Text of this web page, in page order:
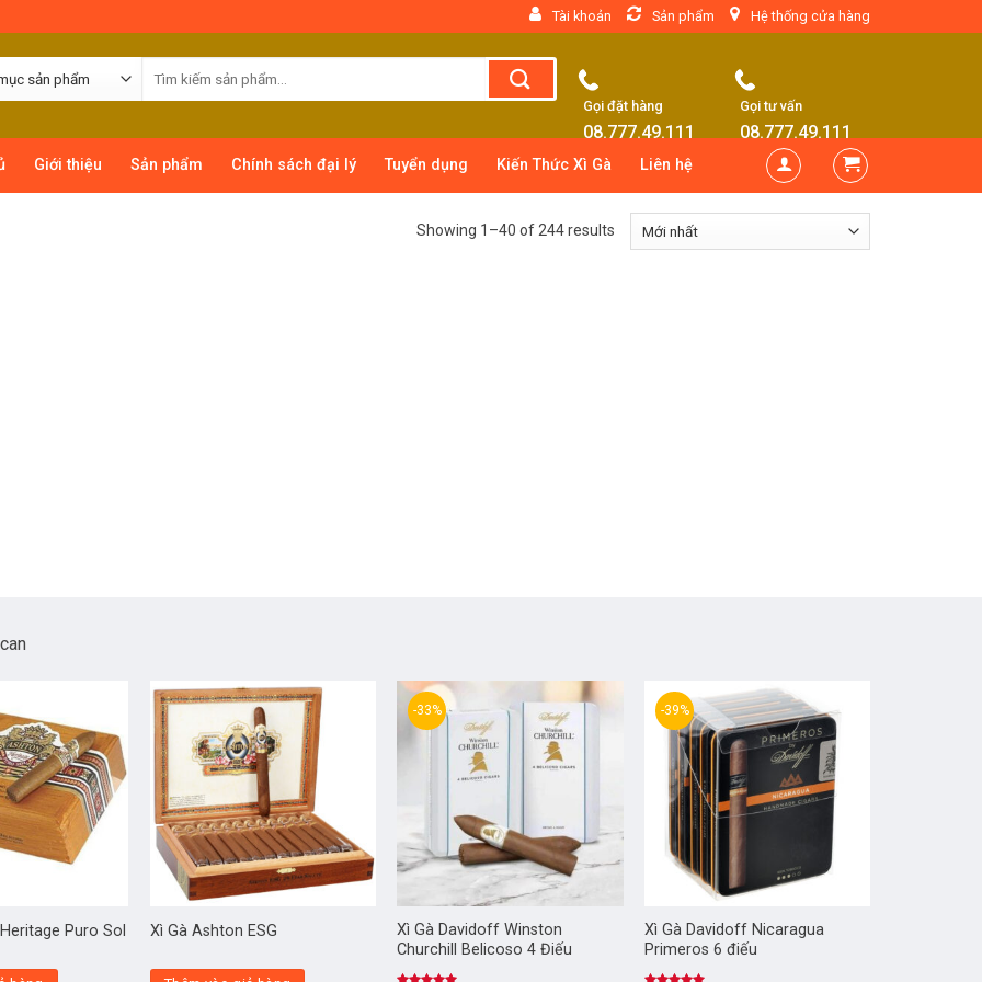
Tài khoản Sản phẩm Hệ thống cửa hàng
Gọi đặt hàng
08.777.49.111
Gọi tư vấn
08.777.49.111
Giới thiệu Sản phẩm Chính sách đại lý Tuyển dụng Kiến Thức Xì Gà Liên hệ
Showing 1–40 of 244 results
Puro Sol Xì Gà Ashton ESG
-33%
Xì Gà Davidoff Winston
Churchill Belicoso 4 Điếu
-39%
Xì Gà Davidoff Nicaragua
Primeros 6 điếu